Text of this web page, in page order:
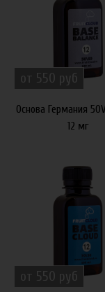
от 550 руб
Основа Германия
12 мг
от 550 руб